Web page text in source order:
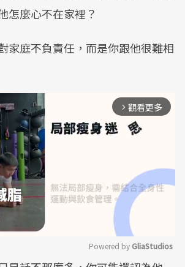
怎麼心不在家裡？
家庭不負責任，而是你跟他很難相
arrow_forward_ios 觀看更多
Powered by GliaStudios